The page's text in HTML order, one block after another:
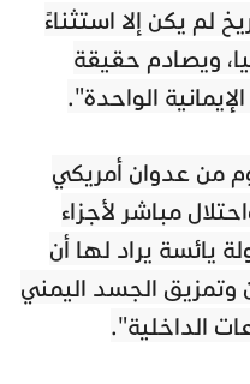
لم يكن إلا استثناءً
ويصادم حقيقة
الواحدة".
من عدوان أمريكي
مباشر لأجزاء
يائسة يراد لها أن
الجسد اليمني
الداخلية".